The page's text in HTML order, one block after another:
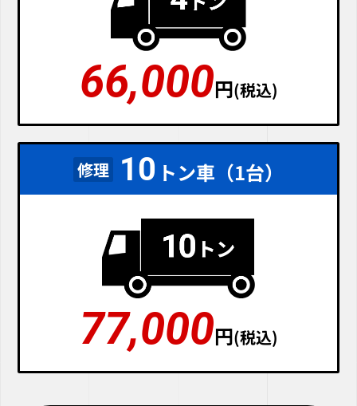
66,000円(税込)
修理 10 トン車（1台）
77,000円(税込)